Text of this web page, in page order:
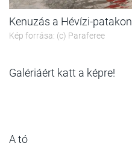
Kenuzás a Hévízi-patakon
Kép forrása: (c) Paraferee
Galériáért katt a képre!
A tó